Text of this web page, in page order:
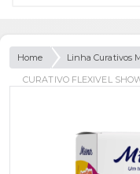
Home Linha Curativos
CURATIVO FLEXIVEL